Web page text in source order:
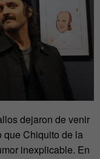
dejaron de venir
que Chiquito de la
inexplicable. En